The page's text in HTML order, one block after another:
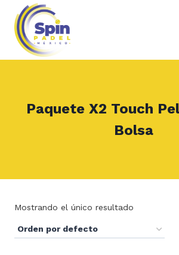
content
Paquete X2 Touch
Bolsa
Mostrando el único resultado